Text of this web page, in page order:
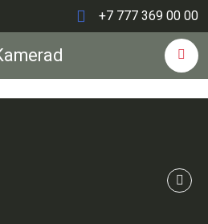
+7 777 369 00 00